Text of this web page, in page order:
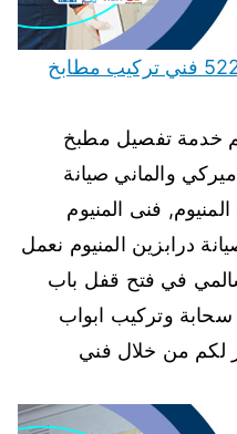
فني المنيوم السالمي 52227343 فني تركيب مطابخ
خدمة تفصيل مطبخ
والماني صيانة
فنى المنيوم
درابزين المنيوم نعمل
في فتح قفل باب
سحابة وتركيب ابواب
لكم من خلال فني